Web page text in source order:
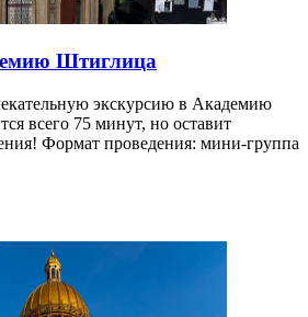
Штиглица
экскурсию в Академию
всего 75 минут, но оставит
Формат проведения: мини-группа